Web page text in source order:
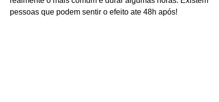
pessoas que podem sentir o efeito ate 48h após!